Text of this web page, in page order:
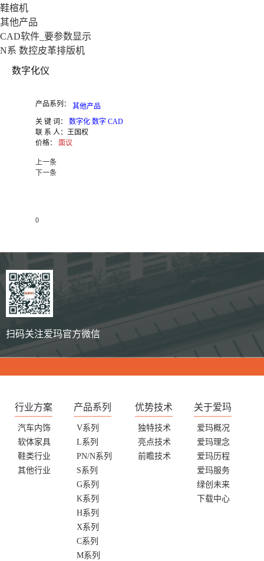
鞋楦机
其他产品
CAD软件_要参数显示
N系 数控皮革排版机
数字化仪
产品系列： 其他产品
关 键 词：
数字化 数字 CAD
联 系 人： 王国权
价格： 面议
上一条
下一条
0
扫码关注爱玛官方微信
行业方案
汽车内饰
软体家具
鞋类行业
其他行业
产品系列
V系列
L系列
PN/N系列
S系列
G系列
K系列
H系列
X系列
C系列
M系列
优势技术
独特技术
亮点技术
前瞻技术
关于爱玛
爱玛概况
爱玛理念
爱玛历程
爱玛服务
绿创未来
下载中心